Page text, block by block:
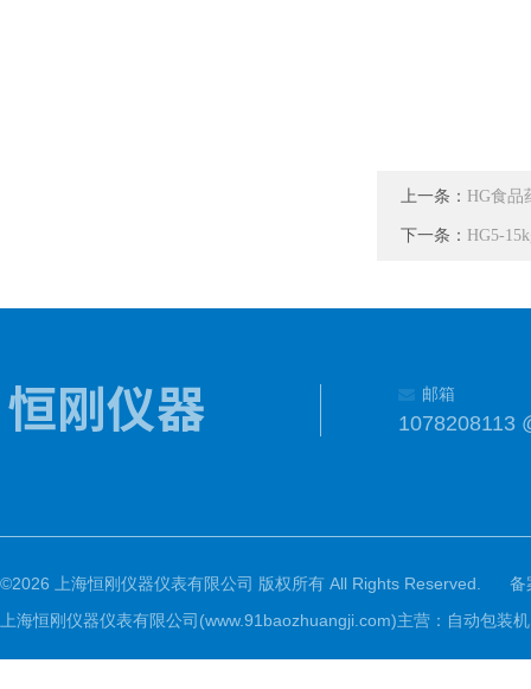
上一条： HG食品
下一条： HG5-
邮箱
1078208113
©2026 上海恒刚仪器仪表有限公司 版权所有 All Rights Reserved.
备
上海恒刚仪器仪表有限公司(www.91baozhuangji.com)主营：自动包